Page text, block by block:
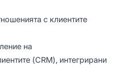
с клиентите
на
(CRM), интегрирани